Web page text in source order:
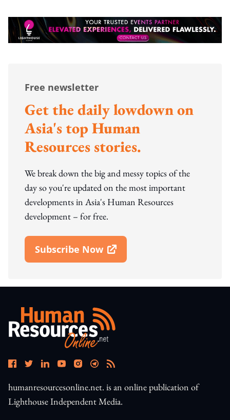
Free newsletter
Get the daily lowdown on
Asia's top Human
Resources stories.
We break down the big and messy topics of the
day so you're updated on the most important
developments in Asia's Human Resources
development – for free.
Subscribe Now
Open In New Window
humanresourcesonline.net. is an online publication of
Lighthouse Independent Media.